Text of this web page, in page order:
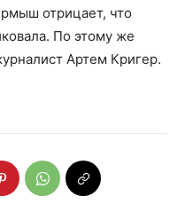
отрицает, что
По этому же
Артем Кригер.